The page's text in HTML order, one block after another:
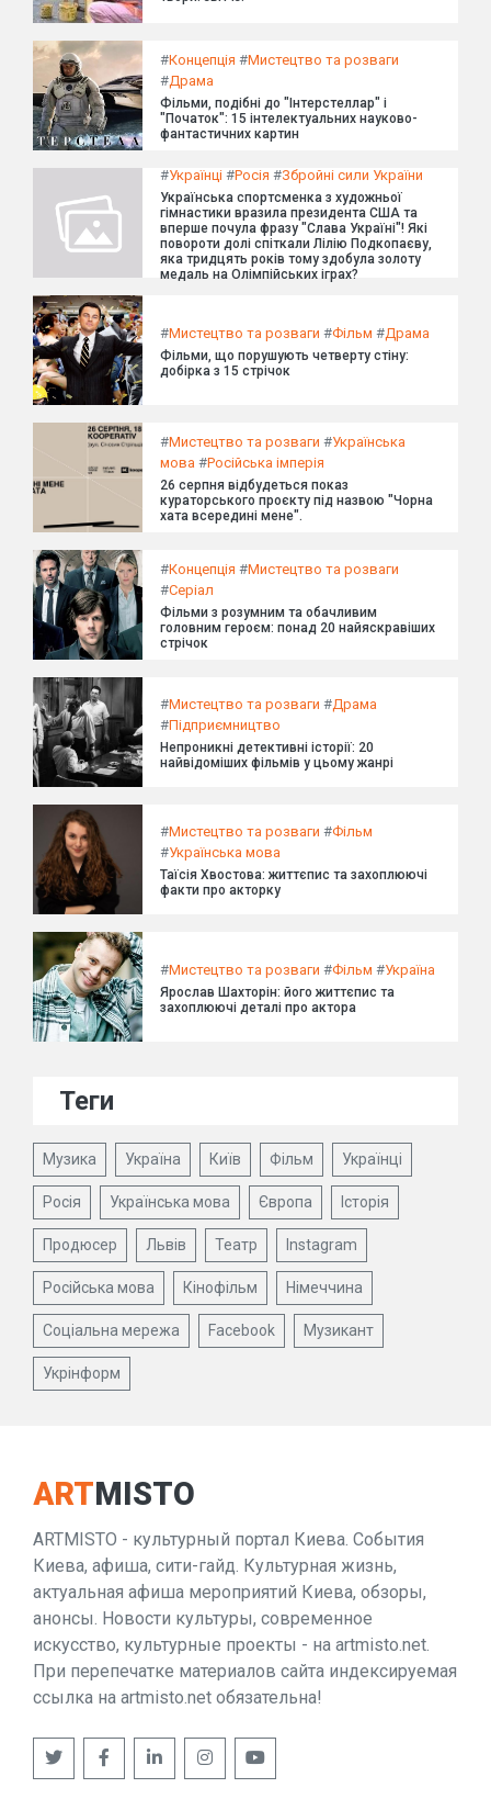
#Концепція #Мистецтво та розваги
#Драма
Фільми, подібні до "Інтерстеллар" і
"Початок": 15 інтелектуальних науково-
фантастичних картин
#Українці #Росія #Збройні сили України
Українська спортсменка з художньої
гімнастики вразила президента США та
вперше почула фразу "Слава Україні"! Які
повороти долі спіткали Лілію Подкопаєву,
яка тридцять років тому здобула золоту
медаль на Олімпійських іграх?
#Мистецтво та розваги #Фільм #Драма
Фільми, що порушують четверту стіну:
добірка з 15 стрічок
#Мистецтво та розваги #Українська
мова #Російська імперія
26 серпня відбудеться показ
кураторського проєкту під назвою "Чорна
хата всередині мене".
#Концепція #Мистецтво та розваги
#Серіал
Фільми з розумним та обачливим
головним героєм: понад 20 найяскравіших
стрічок
#Мистецтво та розваги #Драма
#Підприємництво
Непроникні детективні історії: 20
найвідоміших фільмів у цьому жанрі
#Мистецтво та розваги #Фільм
#Українська мова
Таїсія Хвостова: життєпис та захоплюючі
факти про акторку
#Мистецтво та розваги #Фільм #Україна
Ярослав Шахторін: його життєпис та
захоплюючі деталі про актора
Теги
Музика Україна Київ Фільм Українці
Росія Українська мова Європа Історія
Продюсер Львів Театр Instagram
Російська мова Кінофільм Німеччина
Соціальна мережа Facebook Музикант
Укрінформ
ARTMISTO
ARTMISTO - культурный портал Киева. События
Киева, афиша, сити-гайд. Культурная жизнь,
актуальная афиша мероприятий Киева, обзоры,
анонсы. Новости культуры, современное
искусство, культурные проекты - на artmisto.net.
При перепечатке материалов сайта индексируемая
ссылка на artmisto.net обязательна!